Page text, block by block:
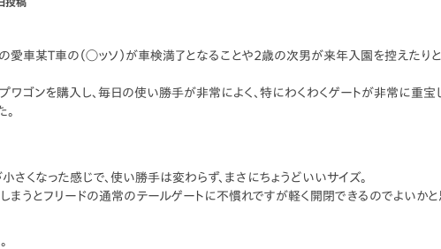
車某T車の（◯ッソ）が車検満了となることや2歳の次男が来年入園を控えたりと
ワゴンを購入し、毎日の使い勝手が非常によく、特にわくわくゲートが非常に重
さくなった感じで、使い勝手は変わらず、まさにちょうどいいサイズ。
まうとフリードの通常のテールゲートに不慣れですが軽く開閉できるのでよいかと